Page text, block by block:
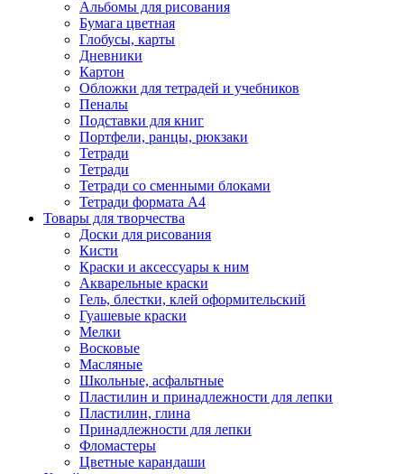
Альбомы для рисования
Бумага цветная
Глобусы, карты
Дневники
Картон
Обложки для тетрадей и учебников
Пеналы
Подставки для книг
Портфели, ранцы, рюкзаки
Тетради
Тетради
Тетради со сменными блоками
Тетради формата А4
Товары для творчества
Доски для рисования
Кисти
Краски и аксессуары к ним
Акварельные краски
Гель, блестки, клей оформительский
Гуашевые краски
Мелки
Восковые
Масляные
Школьные, асфальтные
Пластилин и принадлежности для лепки
Пластилин, глина
Принадлежности для лепки
Фломастеры
Цветные карандаши